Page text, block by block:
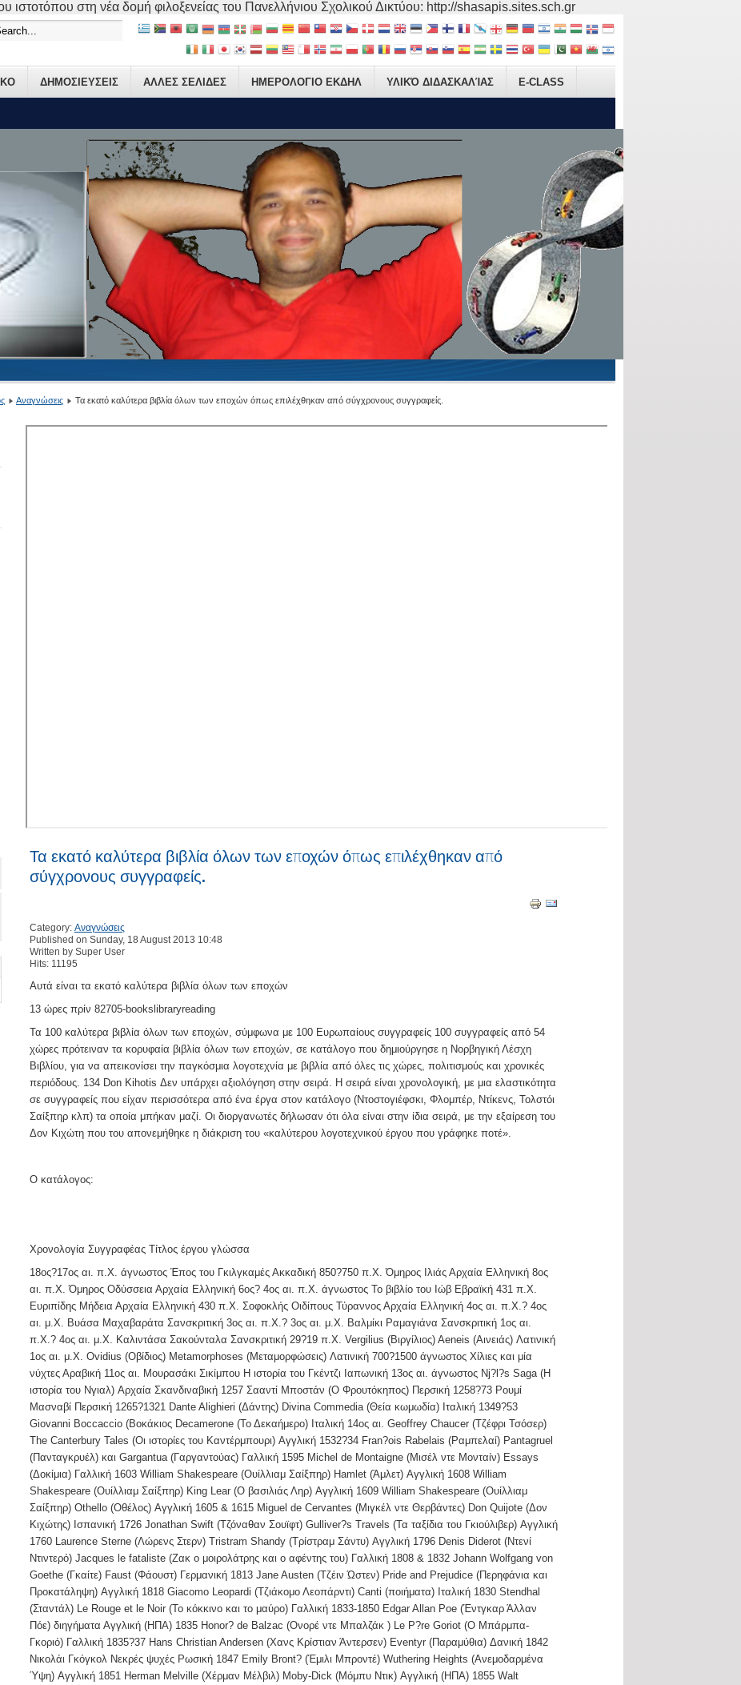
ιστοτόπου στη νέα δομή φιλοξενείας του Πανελλήνιου Σχολικού Δικτύου: http://shasapis.sites.sch.gr
ΔΗΜΟΣΙΕΥΣΕΙΣ ΑΛΛΕΣ ΣΕΛΙΔΕΣ ΗΜΕΡΟΛΟΓΙΟ ΕΚΔΗΛ ΥΛΙΚΌ ΔΙΔΑΣΚΑΛΊΑΣ E-CLASS
Αναγνώσεις Τα εκατό καλύτερα βιβλία όλων των εποχών όπως επιλέχθηκαν από σύγχρονους συγγραφείς.
Τα εκατό καλύτερα βιβλία όλων των εποχών όπως επιλέχθηκαν από
σύγχρονους συγγραφείς.
Category: Αναγνώσεις
Published on Sunday, 18 August 2013 10:48
Written by Super User
Hits: 11195
Αυτά είναι τα εκατό καλύτερα βιβλία όλων των εποχών
13 ώρες πρίν 82705-bookslibraryreading
Τα 100 καλύτερα βιβλία όλων των εποχών, σύμφωνα με 100 Ευρωπαίους συγγραφείς 100 συγγραφείς από 54
χώρες πρότειναν τα κορυφαία βιβλία όλων των εποχών, σε κατάλογο που δημιούργησε η Νορβηγική Λέσχη
Βιβλίου, για να απεικονίσει την παγκόσμια λογοτεχνία με βιβλία από όλες τις χώρες, πολιτισμούς και χρονικές
περιόδους. 134 Don Kihotis Δεν υπάρχει αξιολόγηση στην σειρά. Η σειρά είναι χρονολογική, με μια ελαστικότητα
σε συγγραφείς που είχαν περισσότερα από ένα έργα στον κατάλογο (Ντοστογιέφσκι, Φλομπέρ, Ντίκενς, Τολστόι
Σαίξπηρ κλπ) τα οποία μπήκαν μαζί. Οι διοργανωτές δήλωσαν ότι όλα είναι στην ίδια σειρά, με την εξαίρεση του
Δον Κιχώτη που του απονεμήθηκε η διάκριση του «καλύτερου λογοτεχνικού έργου που γράφηκε ποτέ».
Ο κατάλογος:
Χρονολογία Συγγραφέας Τίτλος έργου γλώσσα
18ος?17ος αι. π.Χ. άγνωστος Έπος του Γκιλγκαμές Ακκαδική 850?750 π.Χ. Όμηρος Ιλιάς Αρχαία Ελληνική 8ος
αι. π.Χ. Όμηρος Οδύσσεια Αρχαία Ελληνική 6ος? 4ος αι. π.Χ. άγνωστος Το βιβλίο του Ιώβ Εβραϊκή 431 π.Χ.
Ευριπίδης Μήδεια Αρχαία Ελληνική 430 π.Χ. Σοφοκλής Οιδίπους Τύραννος Αρχαία Ελληνική 4ος αι. π.Χ.? 4ος
αι. μ.Χ. Βυάσα Μαχαβαράτα Σανσκριτική 3ος αι. π.Χ.? 3ος αι. μ.Χ. Βαλμίκι Ραμαγιάνα Σανσκριτική 1ος αι.
π.Χ.? 4ος αι. μ.Χ. Καλιντάσα Σακούνταλα Σανσκριτική 29?19 π.Χ. Vergilius (Βιργίλιος) Aeneis (Αινειάς) Λατινική
1ος αι. μ.Χ. Ovidius (Οβίδιος) Metamorphoses (Μεταμορφώσεις) Λατινική 700?1500 άγνωστος Χίλιες και μία
νύχτες Αραβική 11ος αι. Μουρασάκι Σικίμπου Η ιστορία του Γκέντζι Ιαπωνική 13ος αι. άγνωστος Nj?l?s Saga (Η
ιστορία του Νγιαλ) Αρχαία Σκανδιναβική 1257 Σααντί Μποστάν (Ο Φρουτόκηπος) Περσική 1258?73 Ρουμί
Μασναβί Περσική 1265?1321 Dante Alighieri (Δάντης) Divina Commedia (Θεία κωμωδία) Ιταλική 1349?53
Giovanni Boccaccio (Βοκάκιος Decamerone (Το Δεκαήμερο) Ιταλική 14ος αι. Geoffrey Chaucer (Τζέφρι Τσόσερ)
The Canterbury Tales (Οι ιστορίες του Καντέρμπουρι) Αγγλική 1532?34 Fran?ois Rabelais (Ραμπελαί) Pantagruel
(Πανταγκρυέλ) και Gargantua (Γαργαντούας) Γαλλική 1595 Michel de Montaigne (Μισέλ ντε Μονταίν) Essays
(Δοκίμια) Γαλλική 1603 William Shakespeare (Ουίλλιαμ Σαίξπηρ) Hamlet (Άμλετ) Αγγλική 1608 William
Shakespeare (Ουίλλιαμ Σαίξπηρ) King Lear (Ο βασιλιάς Ληρ) Αγγλική 1609 William Shakespeare (Ουίλλιαμ
Σαίξπηρ) Othello (Οθέλος) Αγγλική 1605 & 1615 Miguel de Cervantes (Μιγκέλ ντε Θερβάντες) Don Quijote (Δον
Κιχώτης) Ισπανική 1726 Jonathan Swift (Τζόναθαν Σουϊφτ) Gulliver?s Travels (Τα ταξίδια του Γκιούλιβερ) Αγγλική
1760 Laurence Sterne (Λώρενς Στερν) Tristram Shandy (Τρίστραμ Σάντυ) Αγγλική 1796 Denis Diderot (Ντενί
Ντιντερό) Jacques le fataliste (Ζακ ο μοιρολάτρης και ο αφέντης του) Γαλλική 1808 & 1832 Johann Wolfgang von
Goethe (Γκαίτε) Faust (Φάουστ) Γερμανική 1813 Jane Austen (Τζέιν Ώστεν) Pride and Prejudice (Περηφάνια και
Προκατάληψη) Αγγλική 1818 Giacomo Leopardi (Τζιάκομο Λεοπάρντι) Canti (ποιήματα) Ιταλική 1830 Stendhal
(Σταντάλ) Le Rouge et le Noir (Το κόκκινο και το μαύρο) Γαλλική 1833-1850 Edgar Allan Poe (Έντγκαρ Άλλαν
Πόε) διηγήματα Αγγλική (ΗΠΑ) 1835 Honor? de Balzac (Ονορέ ντε Μπαλζάκ ) Le P?re Goriot (Ο Μπάρμπα-
Γκοριό) Γαλλική 1835?37 Hans Christian Andersen (Χανς Κρίστιαν Άντερσεν) Eventyr (Παραμύθια) Δανική 1842
Νικολάι Γκόγκολ Νεκρές ψυχές Ρωσική 1847 Emily Bront? (Έμιλι Μπροντέ) Wuthering Heights (Ανεμοδαρμένα
Ύψη) Αγγλική 1851 Herman Melville (Χέρμαν Μέλβιλ) Moby-Dick (Μόμπυ Ντικ) Αγγλική (ΗΠΑ) 1855 Walt